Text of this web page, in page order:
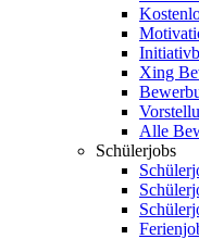
Xing
Alle
Schülerjobs